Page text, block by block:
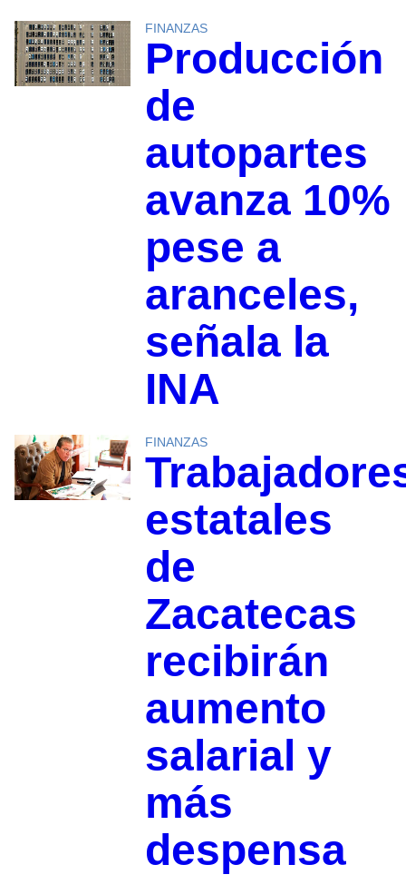
FINANZAS
Producción
de
autopartes
avanza 10%
pese a
aranceles,
señala la
INA
FINANZAS
estatales
de
Zacatecas
recibirán
aumento
salarial y
más
despensa